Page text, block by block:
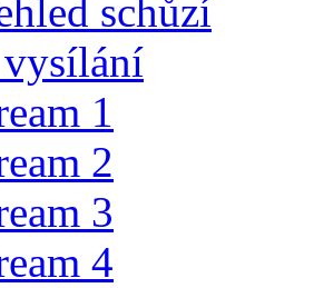
schůzí
1
2
3
4